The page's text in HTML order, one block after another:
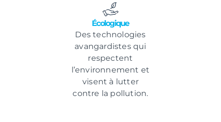
Écologique
Des technologies
avangardistes qui
respectent
l’environnement et
visent à lutter
contre la pollution.